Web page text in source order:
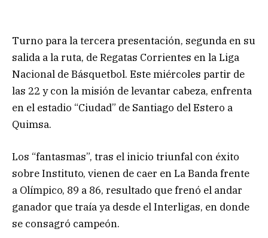
Turno para la tercera presentación, segunda en su
salida a la ruta, de Regatas Corrientes en la Liga
Nacional de Básquetbol. Este miércoles partir de
las 22 y con la misión de levantar cabeza, enfrenta
en el estadio “Ciudad” de Santiago del Estero a
Quimsa.
Los “fantasmas”, tras el inicio triunfal con éxito
sobre Instituto, vienen de caer en La Banda frente
a Olímpico, 89 a 86, resultado que frenó el andar
ganador que traía ya desde el Interligas, en donde
se consagró campeón.